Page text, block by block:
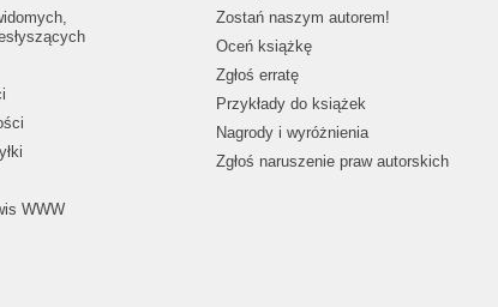
WWW
Zostań naszym autorem!
Oceń książkę
Zgłoś erratę
Przykłady do książek
Nagrody i wyróżnienia
Zgłoś naruszenie praw autorskich